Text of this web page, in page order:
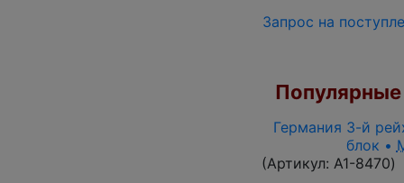
Запрос на
Германия 3-й
блок •
(Артикул: A1-8470)